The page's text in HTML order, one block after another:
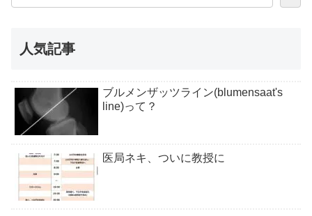
人気記事
ブルメンザッツライン(blumensaat's
line)って？
医局ネキ、ついに教授に